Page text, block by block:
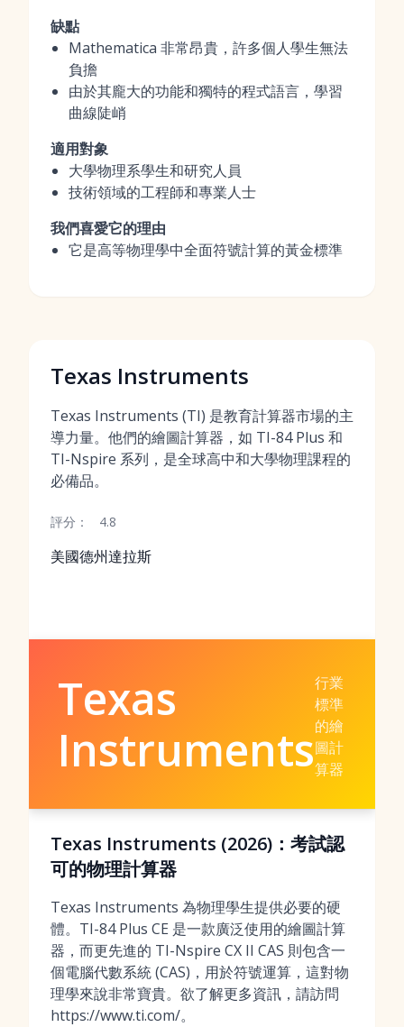
缺點
Mathematica 非常昂貴，許多個人學生無法
負擔
由於其龐大的功能和獨特的程式語言，學習
曲線陡峭
適用對象
大學物理系學生和研究人員
技術領域的工程師和專業人士
我們喜愛它的理由
它是高等物理學中全面符號計算的黃金標準
Texas Instruments
Texas Instruments (TI) 是教育計算器市場的主
導力量。他們的繪圖計算器，如 TI-84 Plus 和
TI-Nspire 系列，是全球高中和大學物理課程的
必備品。
評分： 4.8
美國德州達拉斯
Texas
Instruments
行業
標準
的繪
圖計
算器
Texas Instruments (2026)：考試認
可的物理計算器
Texas Instruments 為物理學生提供必要的硬
體。TI-84 Plus CE 是一款廣泛使用的繪圖計算
器，而更先進的 TI-Nspire CX II CAS 則包含一
個電腦代數系統 (CAS)，用於符號運算，這對物
理學來說非常寶貴。欲了解更多資訊，請訪問
https://www.ti.com/。